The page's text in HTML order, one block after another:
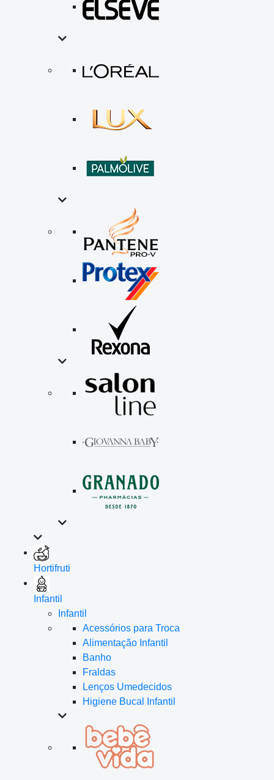
Hortifruti
Infantil
Infantil
Acessórios para Troca
Alimentação Infantil
Banho
Fraldas
Lenços Umedecidos
Higiene Bucal Infantil